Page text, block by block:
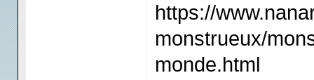
https://
monstrueux/
monde.html